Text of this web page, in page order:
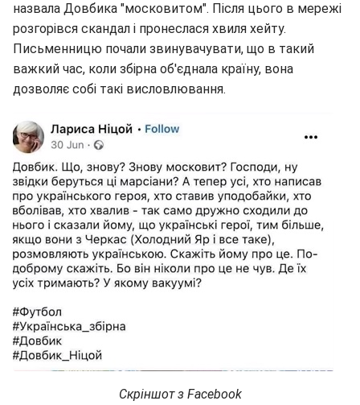
назвала Довбика "московитом". Після цього в мережі
розгорівся скандал і пронеслася хвиля хейту.
Письменницю почали звинувачувати, що в такий
важкий час, коли збірна об'єднала країну, вона
дозволяє собі такі висловлювання.
Скріншот з Facebook